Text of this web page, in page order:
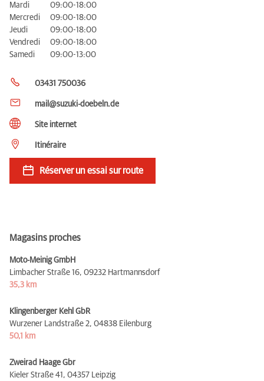
Mardi
09:00-18:00
Mercredi
09:00-18:00
Jeudi
09:00-18:00
Vendredi
09:00-18:00
Samedi
09:00-13:00
03431 750036
mail@suzuki-doebeln.de
Site internet
Itinéraire
Réserver un essai sur route
Magasins proches
Moto-Meinig GmbH
Limbacher Straße 16, 09232 Hartmannsdorf
35,3 km
Klingenberger Kehl GbR
Wurzener Landstraße 2, 04838 Eilenburg
50,1 km
Zweirad Haage Gbr
Kieler Straße 41, 04357 Leipzig